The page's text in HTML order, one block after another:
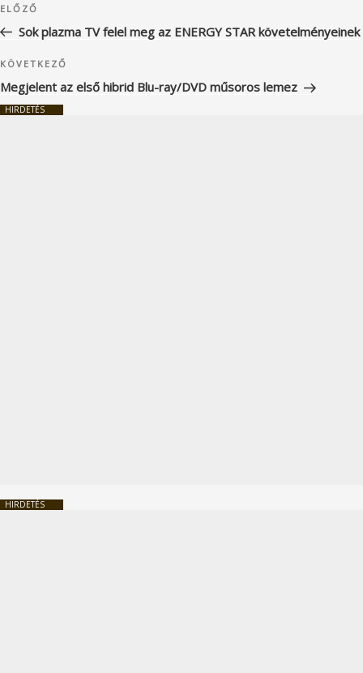
navigáció
Korábbi
bejegyzés
ELŐZŐ
Sok plazma TV felel meg az ENERGY STAR követelményeinek
Következő
bejegyzés
KÖVETKEZŐ
Megjelent az első hibrid Blu-ray/DVD műsoros lemez
HIRDETÉS
HIRDETÉS